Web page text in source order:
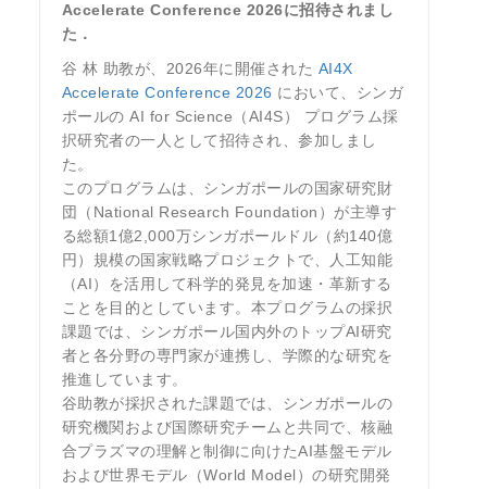
Accelerate Conference 2026に招待されまし
た．
谷 林 助教が、2026年に開催された AI4X
Accelerate Conference 2026 において、シンガ
ポールの AI for Science（AI4S） プログラム採
択研究者の一人として招待され、参加しまし
た。
このプログラムは、シンガポールの国家研究財
団（National Research Foundation）が主導す
る総額1億2,000万シンガポールドル（約140億
円）規模の国家戦略プロジェクトで、人工知能
（AI）を活用して科学的発見を加速・革新する
ことを目的としています。本プログラムの採択
課題では、シンガポール国内外のトップAI研究
者と各分野の専門家が連携し、学際的な研究を
推進しています。
谷助教が採択された課題では、シンガポールの
研究機関および国際研究チームと共同で、核融
合プラズマの理解と制御に向けたAI基盤モデル
および世界モデル（World Model）の研究開発